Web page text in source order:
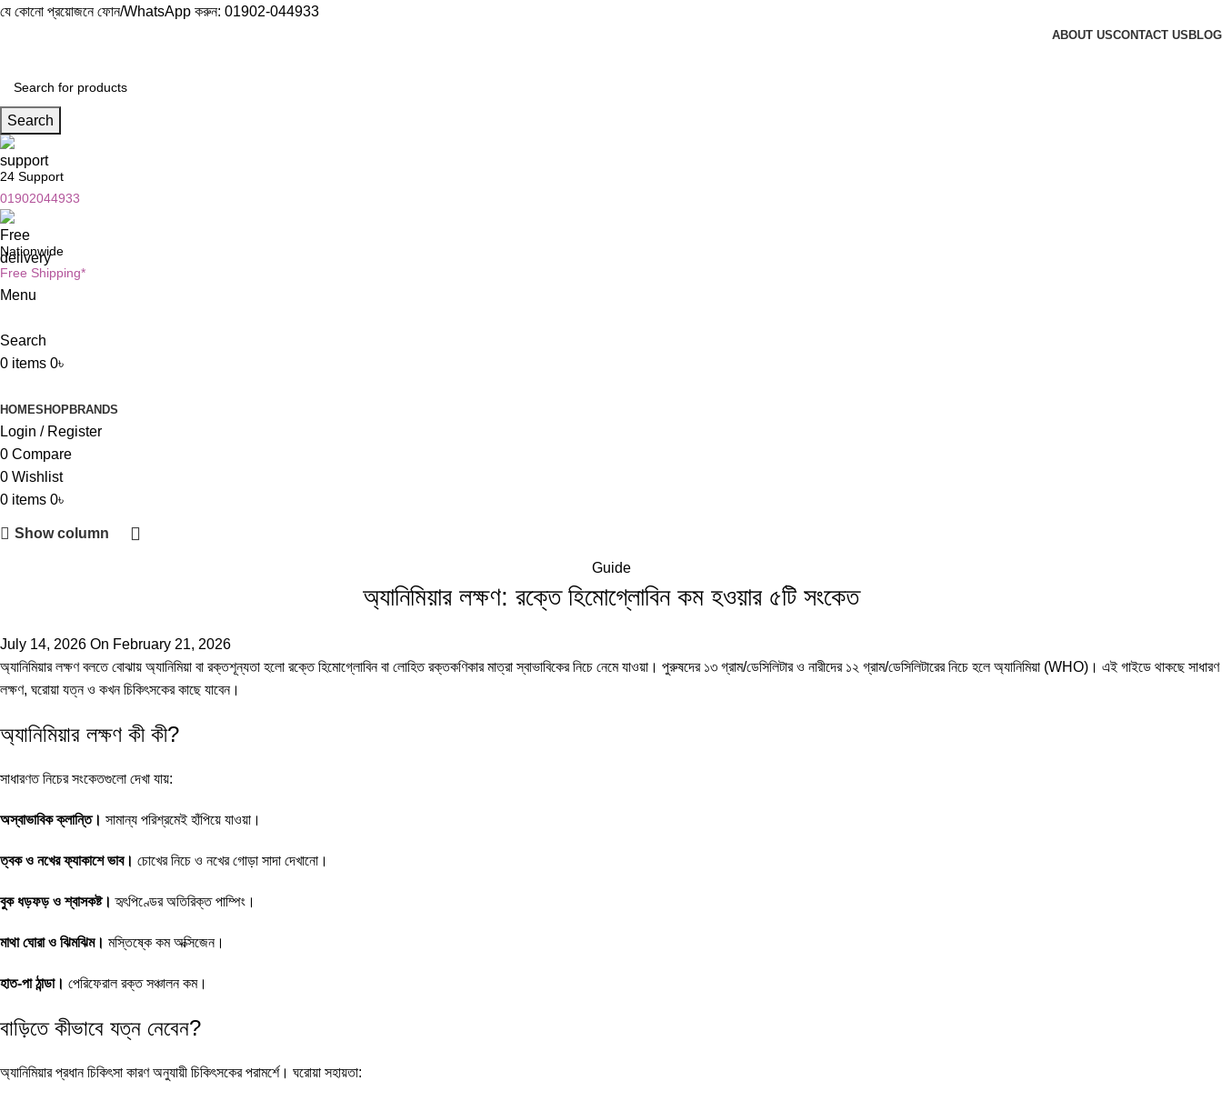
যে কোনো প্রয়োজনে ফোন/WhatsApp করুন: 01902-044933
ABOUT USCONTACT US BLOG
Search
24 Support
01902044933
Nationwide
Free Shipping*
Menu
Search
0 items 0৳
HOMESHOPBRANDS
Login / Register
0 Compare
0 Wishlist
0 items 0৳
Show column
Guide
অ্যানিমিয়ার লক্ষণ: রক্তে হিমোগ্লোবিন কম হওয়ার ৫টি সংকেত
July 14, 2026 On February 21, 2026
অ্যানিমিয়ার লক্ষণ বলতে বোঝায় অ্যানিমিয়া বা রক্তশূন্যতা হলো রক্তে হিমোগ্লোবিন বা লোহিত রক্তকণিকার মাত্রা স্বাভাবিকের নিচে নেমে যাওয়া। পুরুষদের ১৩ গ্রাম/ডেসিলিটার ও নারীদের ১২ গ্রাম/ডেসিলিটারের নিচে হলে অ্যানিমিয়া (WHO)। এই গাইডে থাকছে সাধারণ
লক্ষণ, ঘরোয়া যত্ন ও কখন চিকিৎসকের কাছে যাবেন।
অ্যানিমিয়ার লক্ষণ কী কী?
সাধারণত নিচের সংকেতগুলো দেখা যায়:
অস্বাভাবিক ক্লান্তি। সামান্য পরিশ্রমেই হাঁপিয়ে যাওয়া।
ত্বক ও নখের ফ্যাকাশে ভাব। চোখের নিচে ও নখের গোড়া সাদা দেখানো।
বুক ধড়ফড় ও শ্বাসকষ্ট। হৃৎপিণ্ডের অতিরিক্ত পাম্পিং।
মাথা ঘোরা ও ঝিমঝিম। মস্তিষ্কে কম অক্সিজেন।
হাত-পা ঠান্ডা। পেরিফেরাল রক্ত সঞ্চালন কম।
বাড়িতে কীভাবে যত্ন নেবেন?
অ্যানিমিয়ার প্রধান চিকিৎসা কারণ অনুযায়ী চিকিৎসকের পরামর্শে। ঘরোয়া সহায়তা: